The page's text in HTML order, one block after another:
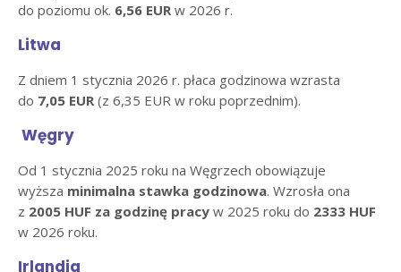
do poziomu ok. 6,56 EUR w 2026 r.
Litwa
Z dniem 1 stycznia 2026 r. płaca godzinowa wzrasta
do 7,05 EUR (z 6,35 EUR w roku poprzednim).
Węgry
Od 1 stycznia 2025 roku na Węgrzech obowiązuje
wyższa minimalna stawka godzinowa. Wzrosła ona
z 2005 HUF za godzinę pracy w 2025 roku do 2333 HUF
w 2026 roku.
Irlandia